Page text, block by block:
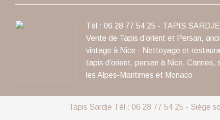
Tél : 06 28 77 54 25 - TAPIS
Vente de Tapis d’orient et Persan,
vintage à Nice - Nettoyage et
tapis d'orient, persan à Nice, Cannes,
les Alpes-Maritimes et Monaco
Tapis Sardje Tél : 06 28 77 54 25 - Siège